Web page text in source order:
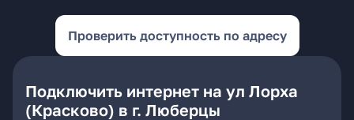
Проверить доступность по адресу
Подключить интернет на ул Лорха
(Красково) в г. Люберцы